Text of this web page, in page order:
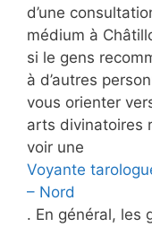
d’une
médium à
si le gens
à d’autres
vous orienter
arts divinatoires
voir une
Voyante
– Nord
. En général, les